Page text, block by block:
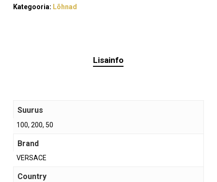
Kategooria: Lõhnad
Lisainfo
Suurus
100, 200, 50
Brand
VERSACE
Country